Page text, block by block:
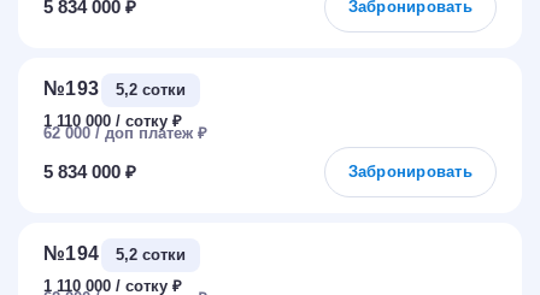
5 834 000 ₽ Забронировать
№193
5,2 сотки
1 110 000
₽
62 000 ₽
5 834 000 ₽ Забронировать
№194
5,2 сотки
1 110 000
₽